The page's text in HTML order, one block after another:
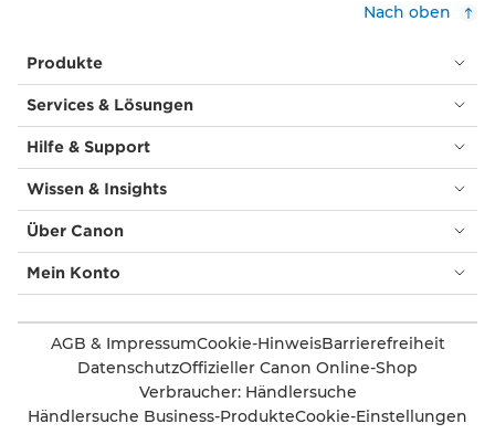
Nach oben
Produkte
Services & Lösungen
Hilfe & Support
Wissen & Insights
Über Canon
Mein Konto
AGB & ImpressumCookie-HinweisBarrierefreiheit
DatenschutzOffizieller Canon Online-Shop
Verbraucher: Händlersuche
Händlersuche Business-ProdukteCookie-Einstellungen